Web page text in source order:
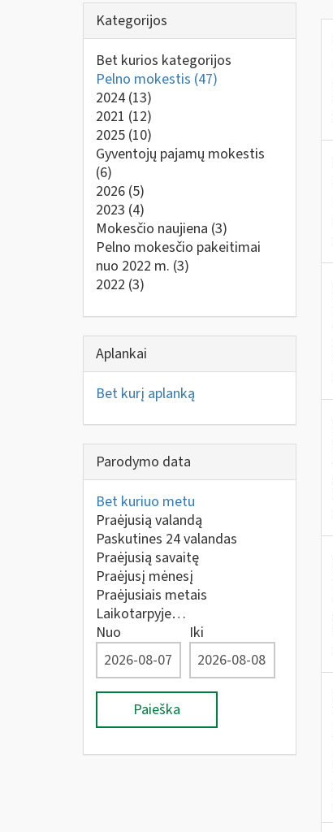
Kategorijos
Bet kurios kategorijos
Pelno mokestis (47)
2024 (13)
2021 (12)
2025 (10)
Gyventojų pajamų mokestis
(6)
2026 (5)
2023 (4)
Mokesčio naujiena (3)
Pelno mokesčio pakeitimai
nuo 2022 m. (3)
2022 (3)
Aplankai
Bet kurį aplanką
Parodymo data
Bet kuriuo metu
Praėjusią valandą
Paskutines 24 valandas
Praėjusią savaitę
Praėjusį mėnesį
Praėjusiais metais
Laikotarpyje…
Nuo
Iki
Paieška